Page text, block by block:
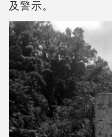
及警示。